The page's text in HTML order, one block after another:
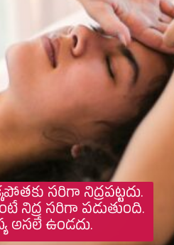
సరిగా నిద్రపట్టదు.
నిద్ర సరిగా పడుతుంది.
అసలే ఉండదు.